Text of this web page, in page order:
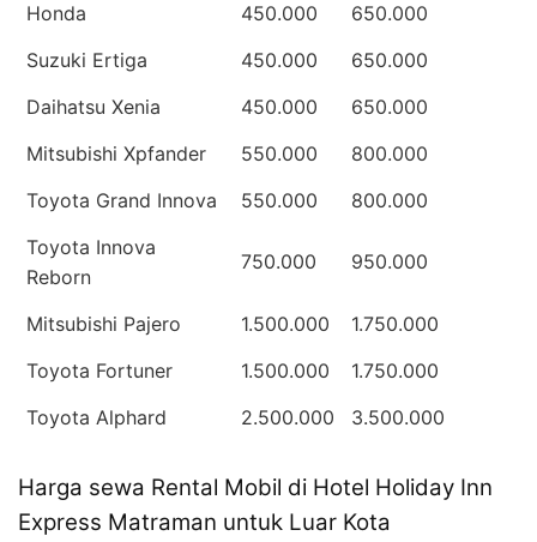
Honda
450.000
650.000
Suzuki Ertiga
450.000
650.000
Daihatsu Xenia
450.000
650.000
Mitsubishi Xpfander
550.000
800.000
Toyota Grand Innova
550.000
800.000
Toyota Innova
Reborn
750.000 950.000
Mitsubishi Pajero 1.500.000
1.750.000
Toyota Fortuner
1.500.000
1.750.000
Toyota Alphard
2.500.000 3.500.000
Harga sewa Rental Mobil di Hotel Holiday Inn
Express Matraman untuk Luar Kota